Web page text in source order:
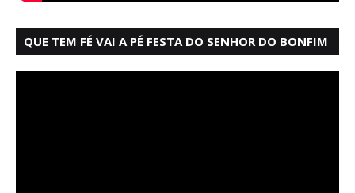
QUE TEM FÉ VAI A PÉ FESTA DO SENHOR DO BONFIM